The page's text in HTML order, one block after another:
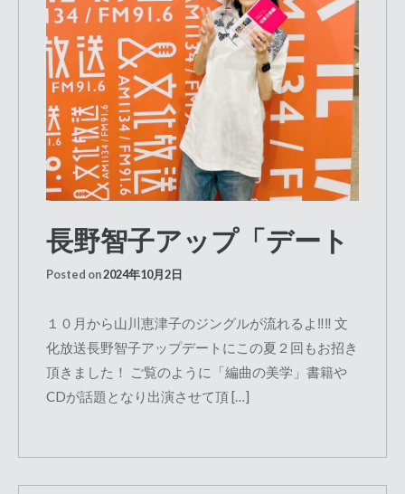
長野智子アップ「デート
Posted on2024年10月2日
１０月から山川恵津子のジングルが流れるよ‼︎‼︎ 文
化放送長野智子アップデートにこの夏２回もお招き
頂きました！ ご覧のように「編曲の美学」書籍や
CDが話題となり出演させて頂 […]